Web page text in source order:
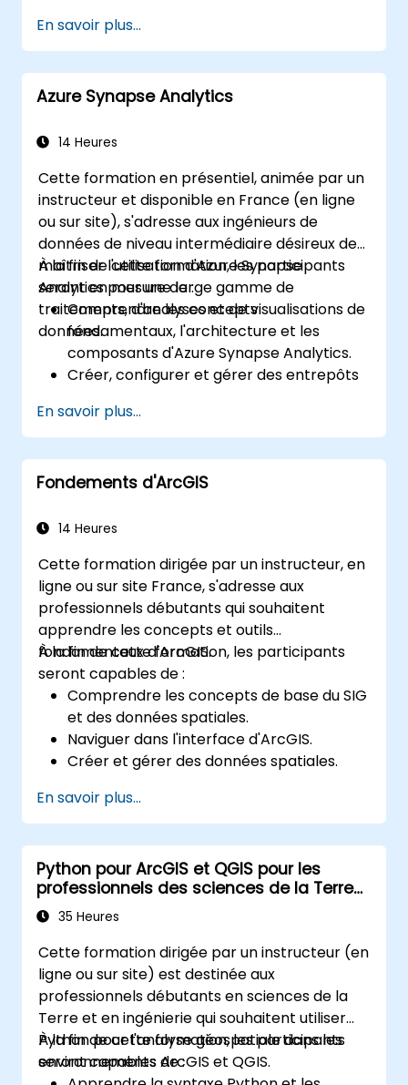
Configurer des sources de données de
base et des tableaux de bord dans
Grafana.
Surveiller les métriques système et
Prometheus.
En savoir plus...
Azure Synapse Analytics
14 Heures
Cette formation en présentiel, animée par un
instructeur et disponible en France (en ligne
ou sur site), s'adresse aux ingénieurs de
données de niveau intermédiaire désireux de
maîtriser l'utilisation d'Azure Synapse
Analytics pour une large gamme de
traitements, d'analyses et de visualisations de
données.
À la fin de cette formation, les participants
seront en mesure de :
Comprendre les concepts
fondamentaux, l'architecture et les
composants d'Azure Synapse Analytics.
Créer, configurer et gérer des entrepôts
Synapse.
Maîtriser les techniques d'ingestion, de
transformation et de chargement des
données (ETL) depuis diverses sources
Optimiser les performances des
intégrer Azure Synapse avec Power BI et
d'autres outils pour visualiser les données
et partager des insights.
En savoir plus...
Fondements d'ArcGIS
14 Heures
Cette formation dirigée par un instructeur, en
ligne ou sur site France, s'adresse aux
professionnels débutants qui souhaitent
apprendre les concepts et outils
fondamentaux d'ArcGIS.
À la fin de cette formation, les participants
seront capables de :
Comprendre les concepts de base du SIG
et des données spatiales.
Naviguer dans l'interface d'ArcGIS.
Créer et gérer des données spatiales.
Créer des cartes et visualisations.
En savoir plus...
Python pour ArcGIS et QGIS pour les
professionnels des sciences de la Terre
et de l'ingénierie
35 Heures
Cette formation dirigée par un instructeur (en
ligne ou sur site) est destinée aux
professionnels débutants en sciences de la
Terre et en ingénierie qui souhaitent utiliser
Python pour l'analyse géospatiale dans les
environnements ArcGIS et QGIS.
À la fin de cette formation, les participants
seront capables de :